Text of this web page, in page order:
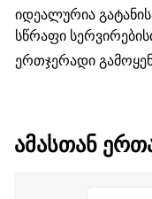
იდეალურია
სწრაფი
ერთჯერადი
ᲐᲛᲐᲡᲗᲐᲜ